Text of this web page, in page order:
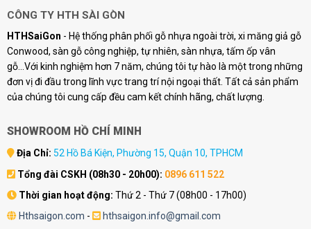
CÔNG TY HTH SÀI GÒN
HTHSaiGon - Hệ thống phân phối gỗ nhựa ngoài trời, xi măng giả gỗ
Conwood, sàn gỗ công nghiệp, tự nhiên, sàn nhựa, tấm ốp vân
gỗ...Với kinh nghiệm hơn 7 năm, chúng tôi tự hào là một trong những
đơn vị đi đầu trong lĩnh vực trang trí nội ngoại thất. Tất cả sản phẩm
của chúng tôi cung cấp đều cam kết chính hãng, chất lượng.
SHOWROOM HỒ CHÍ MINH
Địa Chỉ: 52 Hồ Bá Kiện, Phường 15, Quận 10, TPHCM
Tổng đài CSKH (08h30 - 20h00): 0896 611 522
Thời gian hoạt động: Thứ 2 - Thứ 7 (08h00 - 17h00)
Hthsaigon.com -
hthsaigon.info@gmail.com